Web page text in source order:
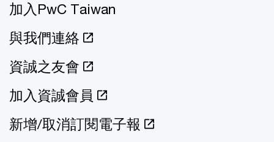
加入PwC Taiwan
與我們連絡
資誠之友會
加入資誠會員
新增/取消訂閱電子報